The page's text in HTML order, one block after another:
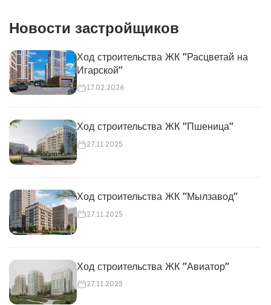
Новости застройщиков
Ход строительства ЖК "Расцветай на
Игарской"
17.02.2026
Ход строительства ЖК "Пшеница"
27.11.2025
Ход строительства ЖК "Мылзавод"
27.11.2025
Ход строительства ЖК "Авиатор"
27.11.2025